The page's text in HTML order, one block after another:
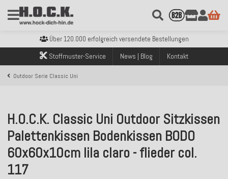
Über 120.000 erfolgreich versendete Bestellungen
Sicher bezahlen mit Klarna, PayPal & Amazon Pay
Kostenloser Versand innerhalb Deutschlands ab 99€ Bestellwert
Über 120.000 erfolgreich versendete Bestellungen
Sicher bezahlen mit Klarna, PayPal & Amazon Pay
Stoffmuster-Service News | Blog Kontakt
Outdoor Serie Classic Uni
H.O.C.K. Classic Uni Outdoor Sitzkissen
Palettenkissen Bodenkissen BODO
60x60x10cm lila claro - flieder col.
117